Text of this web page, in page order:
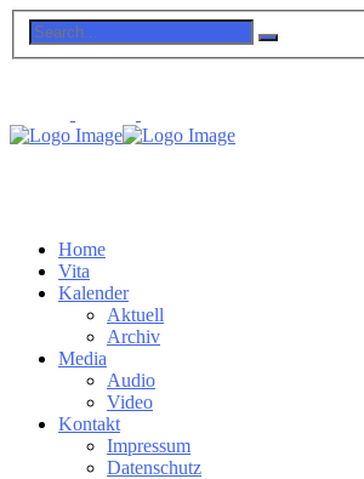
Home
Vita
Kalender
Aktuell
Archiv
Media
Audio
Video
Kontakt
Impressum
Datenschutz